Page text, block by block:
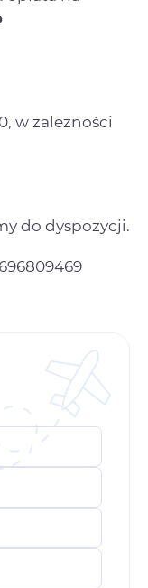
w zależności
do dyspozycji.